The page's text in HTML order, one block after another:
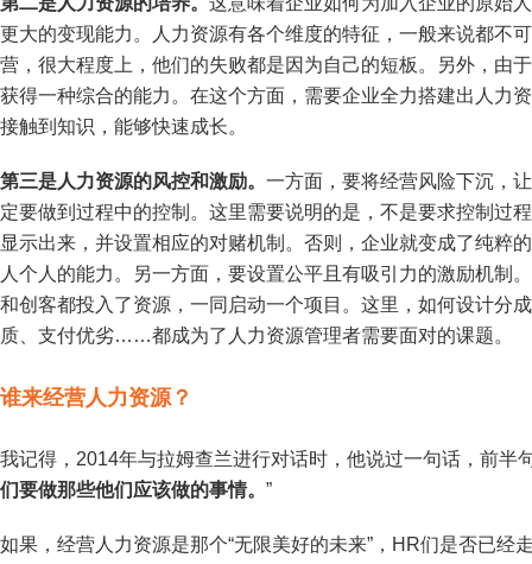
更大的变现能力。人力资源有各个维度的特征，一般来说都不
营，很大程度上，他们的失败都是因为自己的短板。另外，由
获得一种综合的能力。在这个方面，需要企业全力搭建出人力
接触到知识，能够快速成长。
第三是人力资源的风控和激励。 一方面，要将经营风险下沉，
定要做到过程中的控制。这里需要说明的是，不是要求控制过
显示出来，并设置相应的对赌机制。否则，企业就变成了纯粹
人个人的能力。另一方面，要设置公平且有吸引力的激励机制
和创客都投入了资源，一同启动一个项目。这里，如何设计分
质、支付优劣……都成为了人力资源管理者需要面对的课题。
谁来经营人力资源？
我记得，2014年与拉姆查兰进行对话时，他说过一句话，前半
们要做那些他们应该做的事情。 ”
如果，经营人力资源是那个“无限美好的未来”，HR们是否已